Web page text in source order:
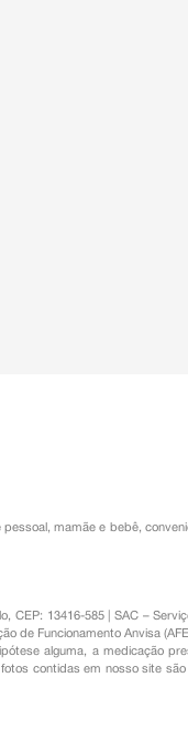
pessoal ,mamãe e bebê,
CEP: 13416-585 | SAC –
de Funcionamento Anvisa
alguma, a medicação
contidas em nosso site